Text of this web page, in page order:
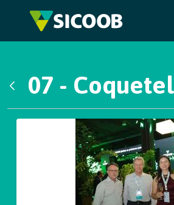
Pular para o Conteúdo principal
07 - Coquetel
Galeria de Mídias